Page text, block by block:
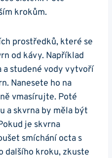
krokům.
prostředků, které se
od kávy. Například
studené vody vytvoří
Nanesete⁢ ho na
vmasírujte.⁢ Poté
a⁣ skvrna by měla být
je skvrna‌
smíchání octa s
dalšího kroku, zkuste